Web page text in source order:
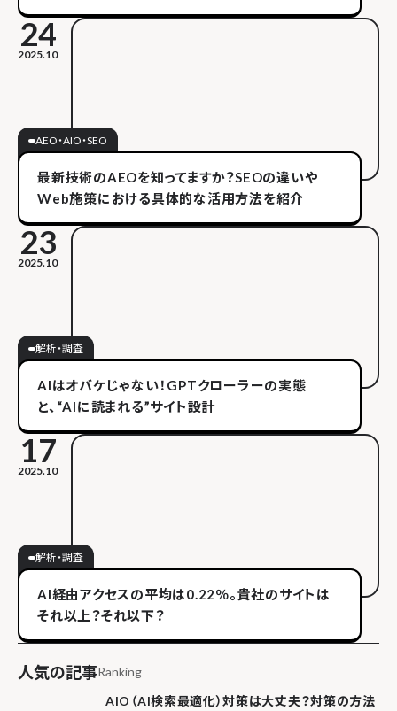
24
2025.10
AEO・AIO・SEO
最新技術のAEOを知ってますか？SEOの違いや
Web施策における具体的な活用方法を紹介
23
2025.10
解析・調査
AIはオバケじゃない！GPTクローラーの実態
と、“AIに読まれる”サイト設計
17
2025.10
解析・調査
AI経由アクセスの平均は0.22％。貴社のサイトは
それ以上？それ以下？
人気の記事Ranking
AIO（AI検索最適化）対策は大丈夫？対策の方法